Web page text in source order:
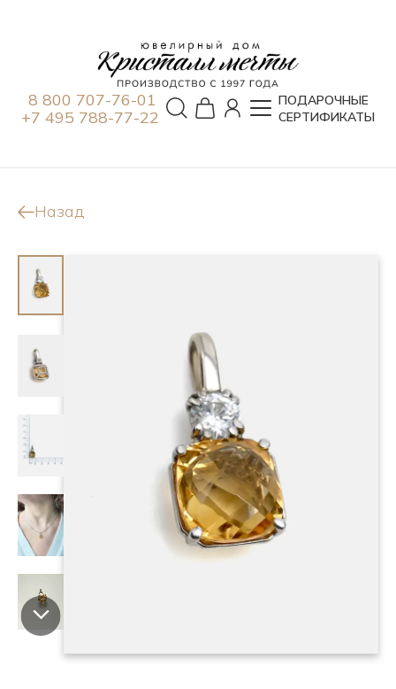
8 800 707-76-01
+7 495 788-77-22
ПОДАРОЧНЫЕ
СЕРТИФИКАТЫ
Назад